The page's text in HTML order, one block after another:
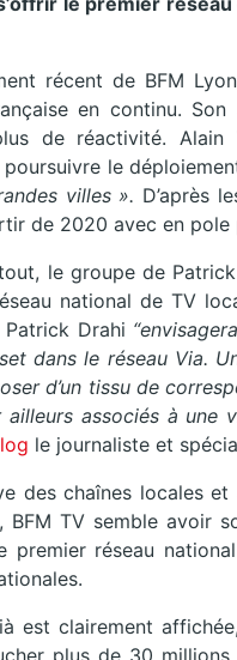
récent de BFM
en continu.
de réactivité. Alain
poursuivre le
villes ». D’après
de 2020 avec en pole
le groupe de
national de TV
Drahi
dans le réseau Via.
d’un tissu de
ailleurs associés à une
le journaliste et
des chaînes locales
TV semble avoir
premier réseau
est clairement